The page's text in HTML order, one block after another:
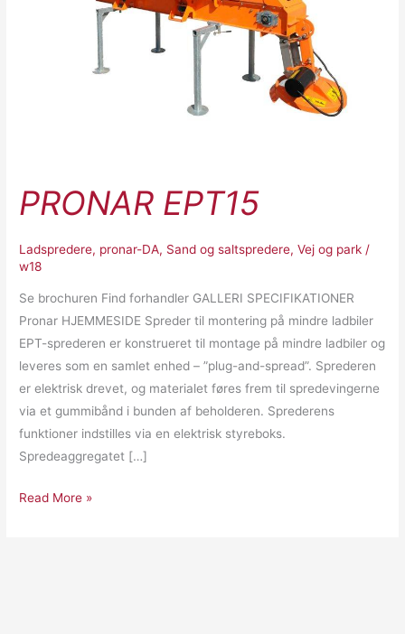
PRONAR EPT15
Ladspredere, pronar-DA, Sand og saltspredere,Vej og park /
w18
Se brochuren Find forhandler GALLERI SPECIFIKATIONER
Pronar HJEMMESIDE Spreder til montering på mindre ladbiler
EPT-sprederen er konstrueret til montage på mindre ladbiler og
leveres som en samlet enhed – ”plug-and-spread”. Sprederen
er elektrisk drevet, og materialet føres frem til spredevingerne
via et gummibånd i bunden af beholderen. Sprederens
funktioner indstilles via en elektrisk styreboks.
Spredeaggregatet […]
Read More »